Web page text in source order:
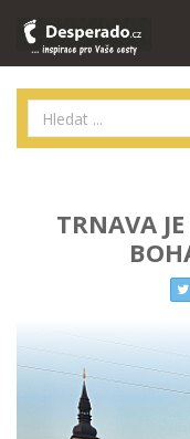
TRNAVA